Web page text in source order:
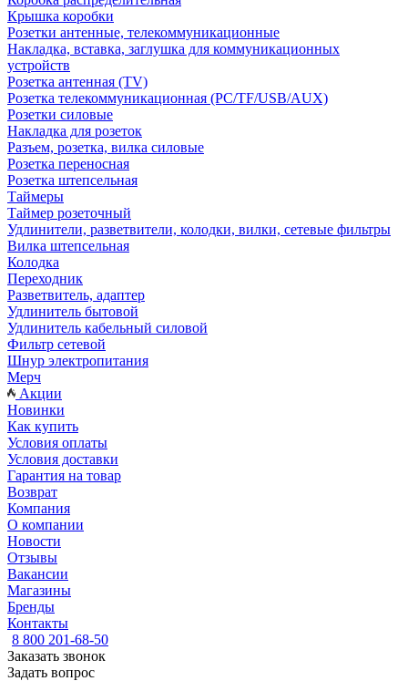
Крышка коробки
Розетки антенные, телекоммуникационные
Накладка, вставка, заглушка для коммуникационных
устройств
Розетка антенная (TV)
Розетка телекоммуникационная (PC/TF/USB/AUX)
Розетки силовые
Накладка для розеток
Разъем, розетка, вилка силовые
Розетка переносная
Розетка штепсельная
Таймеры
Таймер розеточный
Удлинители, разветвители, колодки, вилки, сетевые фильтры
Вилка штепсельная
Колодка
Переходник
Разветвитель, адаптер
Удлинитель бытовой
Удлинитель кабельный силовой
Фильтр сетевой
Шнур электропитания
Мерч
Акции
Новинки
Как купить
Условия оплаты
Условия доставки
Гарантия на товар
Возврат
Компания
О компании
Новости
Отзывы
Вакансии
Магазины
Бренды
Контакты
8 800 201-68-50
Заказать звонок
Задать вопрос